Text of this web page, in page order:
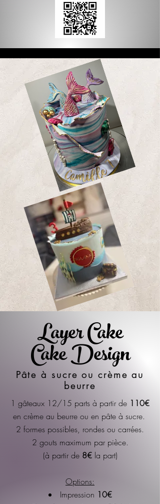
Layer Cake
Cake Design
Pâte à sucre ou crème au
beurre
1 gâteaux 12/15 parts à partir de 110€
en crème au beurre ou en pâte à sucre.
2 formes possibles, rondes ou carrées.
2 gouts maximum par pièce.
(à partir de 8€ la part)
Options:
Impression 10€